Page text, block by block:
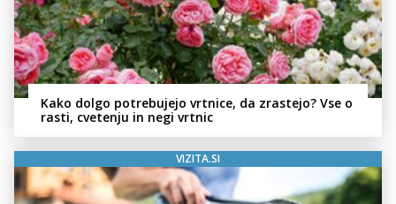
Kako dolgo potrebujejo vrtnice, da zrastejo? Vse o
rasti, cvetenju in negi vrtnic
VIZITA.SI